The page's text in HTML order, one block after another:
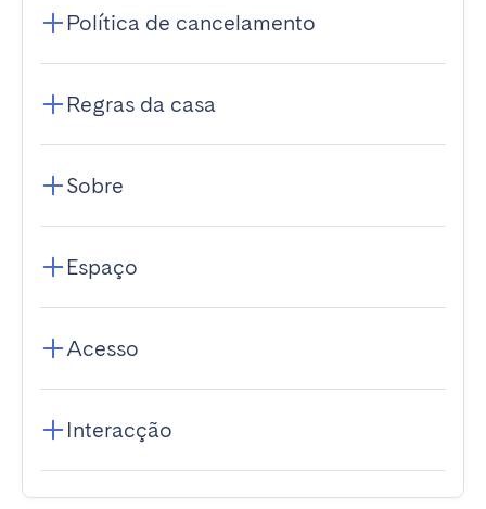
Política de cancelamento
Regras da casa
Sobre
Espaço
Acesso
Interacção